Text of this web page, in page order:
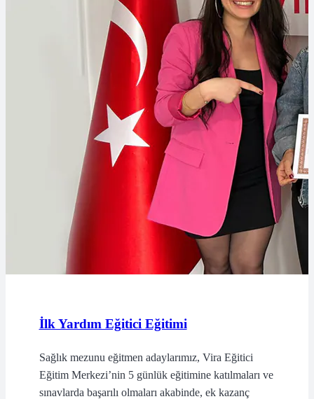
İlk Yardım Eğitici Eğitimi
Sağlık mezunu eğitmen adaylarımız, Vira Eğitici
Eğitim Merkezi’nin 5 günlük eğitimine katılmaları ve
sınavlarda başarılı olmaları akabinde, ek kazanç